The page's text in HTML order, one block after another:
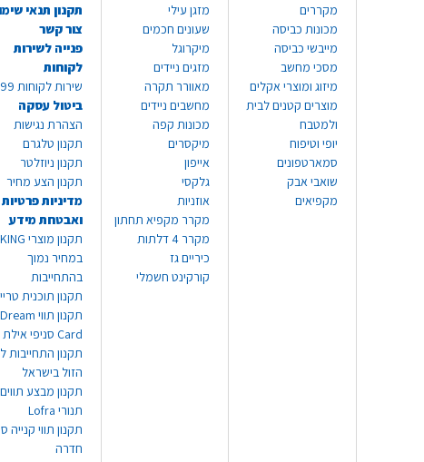
מקררים
מכונות כביסה
מייבשי כביסה
מסכי מחשב
מיזוג ומוצרי אקלים
מוצרים קטנים לבית
ולמטבח
יופי וטיפוח
סמארטפונים
שואבי אבק
מקפיאים
מזגן עילי
שעונים חכמים
מיקרוגל
מזגים ניידים
מאוורר תקרה
מחשבים ניידים
מכונות קפה
מיקסרים
אייפון
גלקסי
אוזניות
מקרר מקפיא תחתון
מקרר 4 דלתות
כיריים גז
קורקינט חשמלי
תקנון תנאי
צור קשר
פנייה לשירות
לקוחות
שירות לקוחות 8999*
ביטול עסקה
הצהרת נגישות
תקנון טלגרם
תקנון ניוזלטר
תקנון הצע מחיר
מדיניות פרטיות
ואבטחת מידע
תקנון מוצרי KING
במחיר נמוך
בהתחייבות
תקנון תוכנית
תקנון תווי Dream
Card סניפי אילת
תקנון התחייבות
הזול בישראל
תקנון מבצע תווים
תנורי Lofra
תקנון תווי קנייה
חדרה